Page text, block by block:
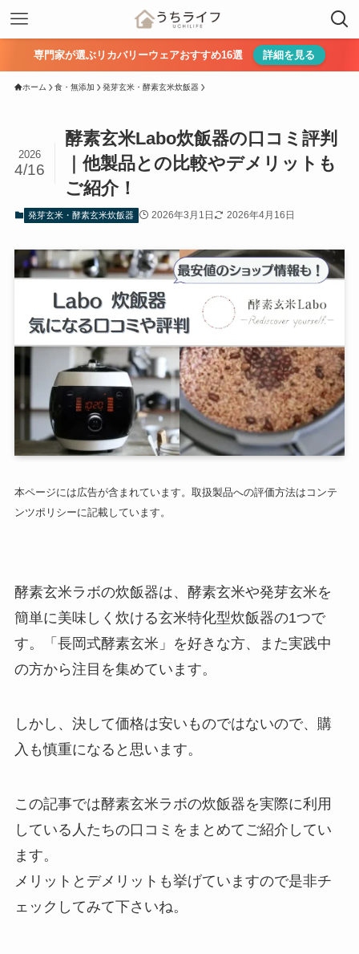
専門家が選ぶリカバリーウェアおすすめ16選 詳細を見る
ホーム 食・無添加 発芽玄米・酵素玄米炊飯器
酵素玄米Labo炊飯器の口コミ評判
｜他製品との比較やデメリットも
ご紹介！
2026
4/16
発芽玄米・酵素玄米炊飯器 2026年3月1日 2026年4月16日
本ページには広告が含まれています。取扱製品への評価方法はコンテ
ンツポリシーに記載しています。
酵素玄米ラボの炊飯器は、酵素玄米や発芽玄米を
簡単に美味しく炊ける玄米特化型炊飯器の1つで
す。「長岡式酵素玄米」を好きな方、また実践中
の方から注目を集めています。
しかし、決して価格は安いものではないので、購
入も慎重になると思います。
この記事では酵素玄米ラボの炊飯器を実際に利用
している人たちの口コミをまとめてご紹介してい
ます。
メリットとデメリットも挙げていますので是非チ
ェックしてみて下さいね。